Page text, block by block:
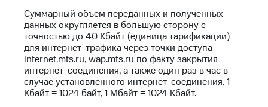
ТВ
МТС
Деньги
связь
Перенести
номер
Роуминг
Личный
кабинет
Скачать
приложение
Суммарный объем переданных и полученных
данных округляется в большую сторону с
точностью до 40 Кбайт (единица тарификации)
для интернет-трафика через точки доступа
internet.mts.ru, wap.mts.ru по факту закрытия
интернет-соединения, а также один раз в час в
случае установленного интернет-соединения. 1
Кбайт = 1024 байт, 1 Мбайт = 1024 Кбайт.